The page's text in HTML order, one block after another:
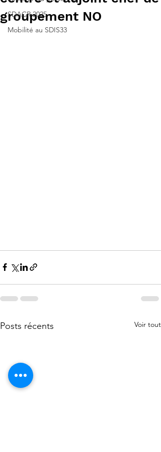
SDACR 2025
Mobilité au SDIS33
groupement NO
Posts récents Voir tout